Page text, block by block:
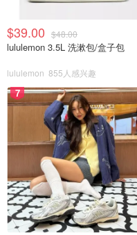
$39.00 $48.00
lululemon 3.5L 洗漱包/盒子包
lululemon 855人感兴趣
7